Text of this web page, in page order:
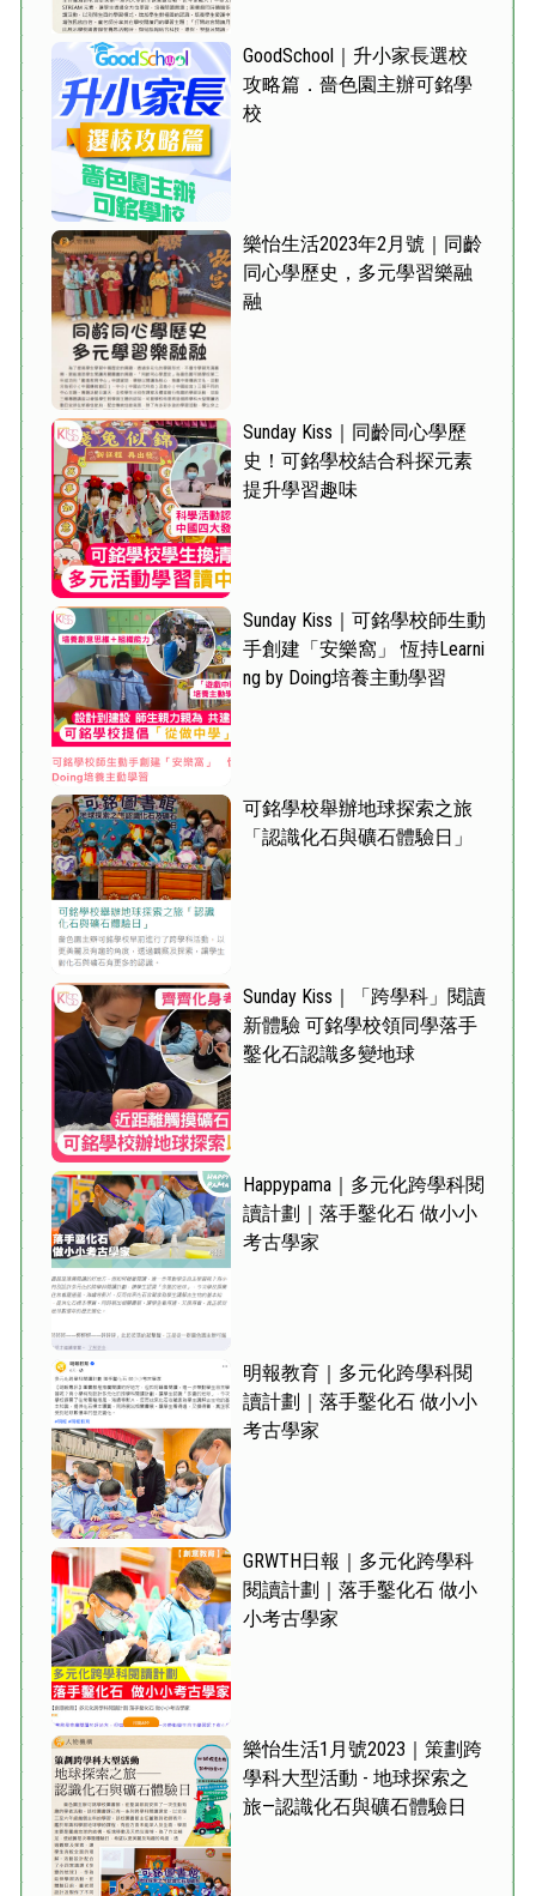
GoodSchool｜升小家長選校
攻略篇．嗇色園主辦可銘學
校
樂怡生活2023年2月號｜同齡
同心學歷史，多元學習樂融
融
Sunday Kiss｜同齡同心學歷
史！可銘學校結合科探元素
提升學習趣味
Sunday Kiss｜可銘學校師生動
手創建「安樂窩」 恆持Learni
ng by Doing培養主動學習
可銘學校舉辦地球探索之旅
「認識化石與礦石體驗日」
Sunday Kiss｜「跨學科」閱讀
新體驗 可銘學校領同學落手
鑿化石認識多變地球
Happypama｜多元化跨學科閱
讀計劃｜落手鑿化石 做小小
考古學家
明報教育｜多元化跨學科閱
讀計劃｜落手鑿化石 做小小
考古學家
GRWTH日報｜多元化跨學科
閱讀計劃｜落手鑿化石 做小
小考古學家
樂怡生活1月號2023｜策劃跨
學科大型活動 - 地球探索之
旅—認識化石與礦石體驗日